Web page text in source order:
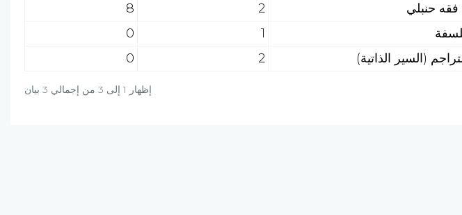
2
8
1
0
2
0
إظهار 1 إلى 3 من إجمالي 3 بيان